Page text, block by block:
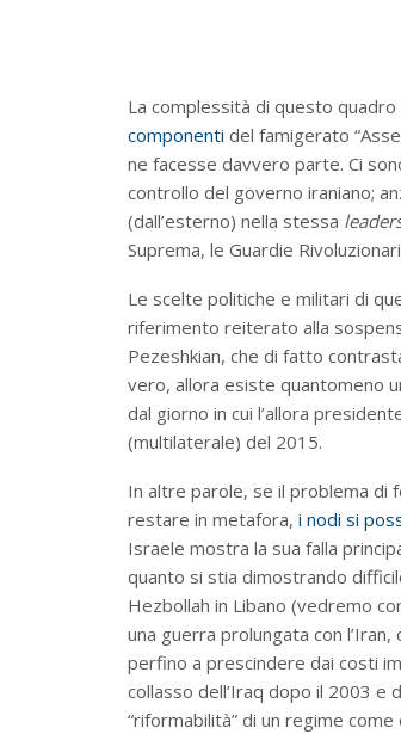
La complessità di questo
componenti del famigerato
ne facesse davvero parte. Ci
controllo del governo iraniano;
(dall’esterno) nella stessa
Suprema, le Guardie
Le scelte politiche e militari di
riferimento reiterato alla
Pezeshkian, che di fatto
vero, allora esiste quantomeno
dal giorno in cui l’allora
(multilaterale) del 2015.
In altre parole, se il problema di
restare in metafora, i nodi si
Israele mostra la sua falla
quanto si stia dimostrando
Hezbollah in Libano (vedremo
una guerra prolungata con
perfino a prescindere dai costi
collasso dell’Iraq dopo il 2003 e
“riformabilità” di un regime